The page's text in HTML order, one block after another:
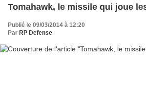
Tomahawk, le missile qui joue
Publié le 09/03/2014 à 12:20
Par RP Defense